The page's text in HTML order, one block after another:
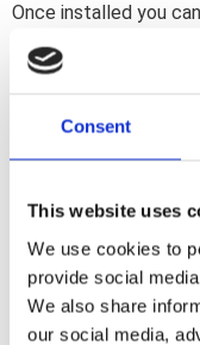
Consent
This website uses
We use cookies to
provide social
We also share
our social media,
Once installed you
and lower it to a
modifications
a
c
e
b
o
o
k
Omdömen
Du